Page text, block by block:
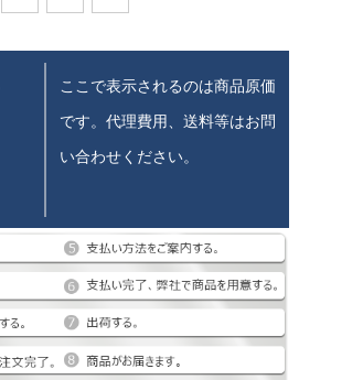
ここで表示されるのは商品原価
です。代理費用、送料等はお問
い合わせください。